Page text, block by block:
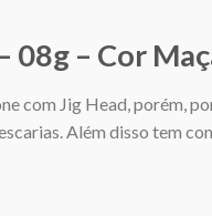
08g – Cor
com Jig Head, porém,
Além disso tem